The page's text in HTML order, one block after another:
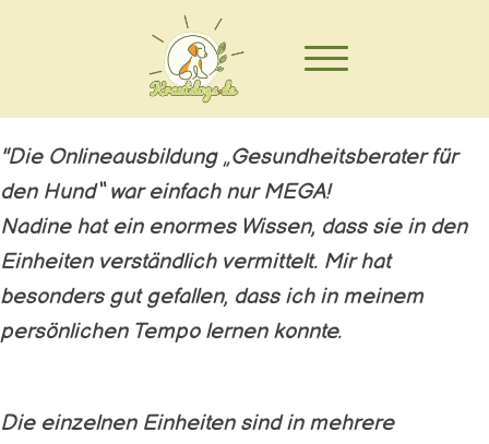
"Die Onlineausbildung „Gesundheitsberater für
den Hund“ war einfach nur MEGA!
Nadine hat ein enormes Wissen, dass sie in den
Einheiten verständlich vermittelt. Mir hat
besonders gut gefallen, dass ich in meinem
persönlichen Tempo lernen konnte.
Die einzelnen Einheiten sind in mehrere